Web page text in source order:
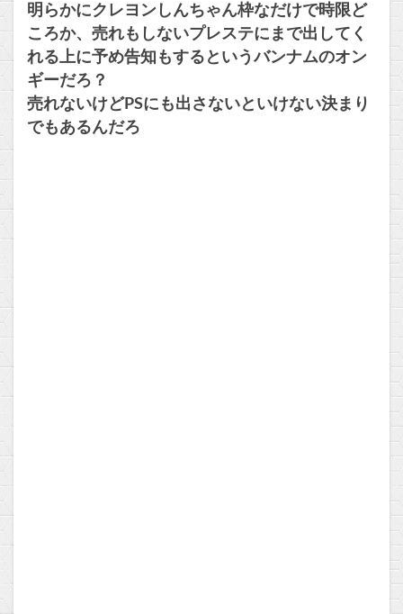
明らかにクレヨンしんちゃん枠なだけで時限ど
ころか、売れもしないプレステにまで出してく
れる上に予め告知もするというバンナムのオン
ギーだろ？
売れないけどPSにも出さないといけない決まり
でもあるんだろ